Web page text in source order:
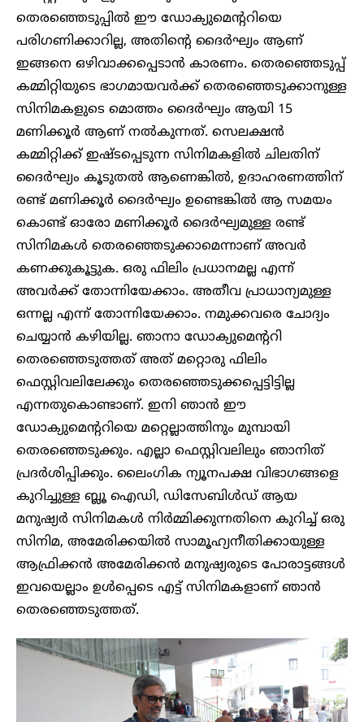
തെരഞ്ഞെടുപ്പിൽ ഈ ഡോക്യുമെന്ററിയെ
പരിഗണിക്കാറില്ല, അതിന്റെ ദൈർഘ്യം ആണ്
ഇങ്ങനെ ഒഴിവാക്കപ്പെടാൻ കാരണം. തെരഞ്ഞെടുപ്പ്
കമ്മിറ്റിയുടെ ഭാഗമായവർക്ക് തെരഞ്ഞെടുക്കാനുള്ള
സിനിമകളുടെ മൊത്തം ദൈർഘ്യം ആയി 15
മണിക്കൂർ ആണ് നൽകുന്നത്. സെലക്ഷൻ
കമ്മിറ്റിക്ക് ഇഷ്ടപ്പെടുന്ന സിനിമകളിൽ ചിലതിന്
ദൈർഘ്യം കൂടുതൽ ആണെങ്കിൽ, ഉദാഹരണത്തിന്
രണ്ട് മണിക്കൂർ ദൈർഘ്യം ഉണ്ടെങ്കിൽ ആ സമയം
കൊണ്ട് ഓരോ മണിക്കൂർ ദൈർഘ്യമുള്ള രണ്ട്
സിനിമകൾ തെരഞ്ഞെടുക്കാമെന്നാണ് അവർ
കണക്കുകൂട്ടുക. ഒരു ഫിലിം പ്രധാനമല്ല എന്ന്
അവർക്ക് തോന്നിയേക്കാം. അതീവ പ്രാധാന്യമുള്ള
ഒന്നല്ല എന്ന് തോന്നിയേക്കാം. നമുക്കവരെ ചോദ്യം
ചെയ്യാൻ കഴിയില്ല. ഞാനാ ഡോക്യുമെന്ററി
തെരഞ്ഞെടുത്തത് അത് മറ്റൊരു ഫിലിം
ഫെസ്റ്റിവലിലേക്കും തെരഞ്ഞെടുക്കപ്പെട്ടിട്ടില്ല
എന്നതുകൊണ്ടാണ്. ഇനി ഞാൻ ഈ
ഡോക്യുമെന്ററിയെ മറ്റെല്ലാത്തിനും മുമ്പായി
തെരഞ്ഞെടുക്കും. എല്ലാ ഫെസ്റ്റിവലിലും ഞാനിത്
പ്രദർശിപ്പിക്കും. ലൈംഗിക ന്യൂനപക്ഷ വിഭാഗങ്ങളെ
കുറിച്ചുള്ള ബ്ലൂ ഐഡി, ഡിസേബിൾഡ് ആയ
മനുഷ്യർ സിനിമകൾ നിർമ്മിക്കുന്നതിനെ കുറിച്ച് ഒരു
സിനിമ, അമേരിക്കയിൽ സാമൂഹ്യനീതിക്കായുള്ള
ആഫ്രിക്കൻ അമേരിക്കൻ മനുഷ്യരുടെ പോരാട്ടങ്ങൾ
ഇവയെല്ലാം ഉൾപ്പെടെ എട്ട് സിനിമകളാണ് ഞാൻ
തെരഞ്ഞെടുത്തത്.